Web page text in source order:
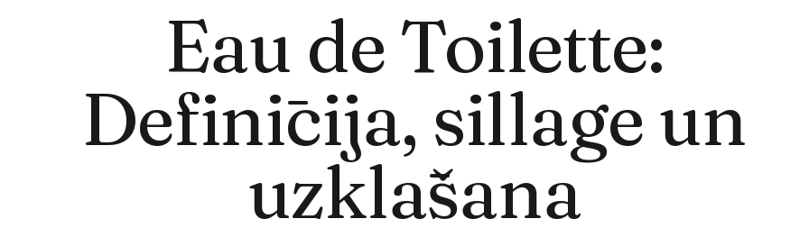
Eau de Toilette:
Definīcija, sillage un
uzklāšana